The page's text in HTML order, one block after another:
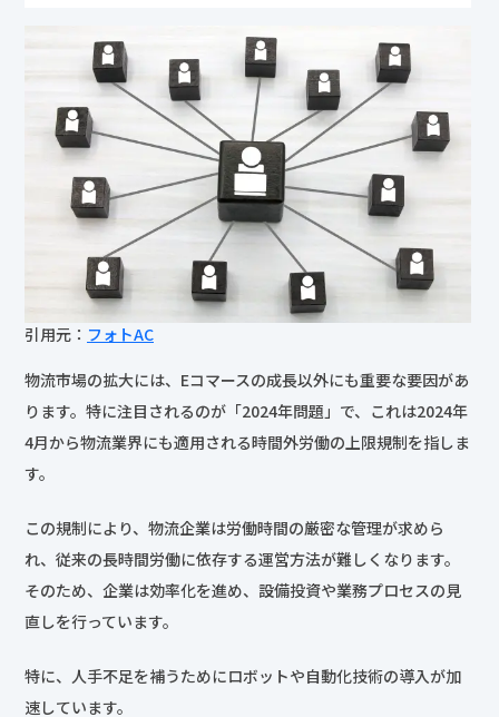
引用元： フォトAC
物流市場の拡大には、Eコマースの成長以外にも重要な要因があ
ります。特に注目されるのが「2024年問題」で、これは2024年
4月から物流業界にも適用される時間外労働の上限規制を指しま
す。
この規制により、物流企業は労働時間の厳密な管理が求めら
れ、従来の長時間労働に依存する運営方法が難しくなります。
そのため、企業は効率化を進め、設備投資や業務プロセスの見
直しを行っています。
特に、人手不足を補うためにロボットや自動化技術の導入が加
速しています。